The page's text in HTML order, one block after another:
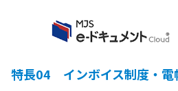
特長04 インボイス制度・電